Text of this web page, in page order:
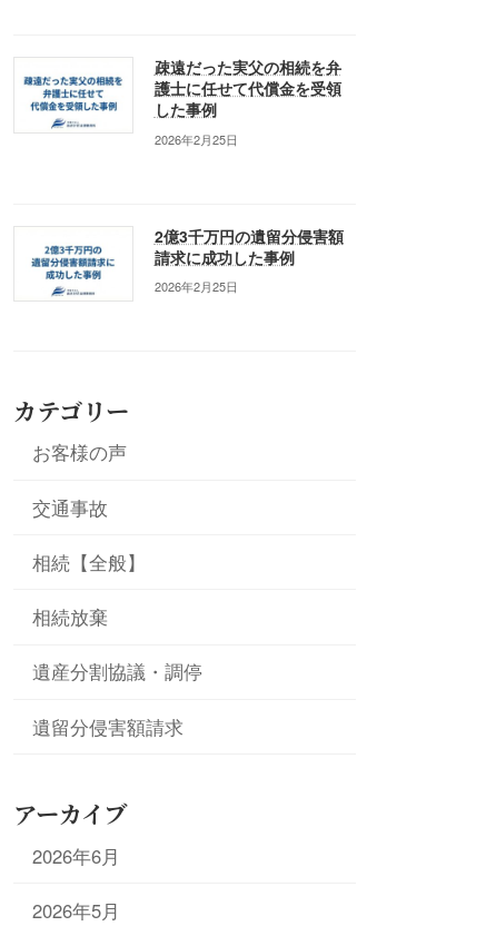
疎遠だった実父の相続を弁
護士に任せて代償金を受領
した事例
2026年2月25日
2億3千万円の遺留分侵害額
請求に成功した事例
2026年2月25日
カテゴリー
お客様の声
交通事故
相続【全般】
相続放棄
遺産分割協議・調停
遺留分侵害額請求
アーカイブ
2026年6月
2026年5月